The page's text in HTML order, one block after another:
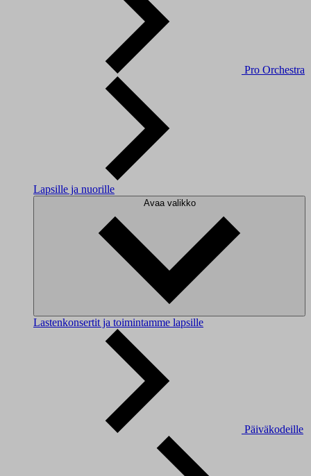
Pro Orchestra
Lapsille ja nuorille
Avaa valikko
Lastenkonsertit ja toimintamme lapsille
Päiväkodeille